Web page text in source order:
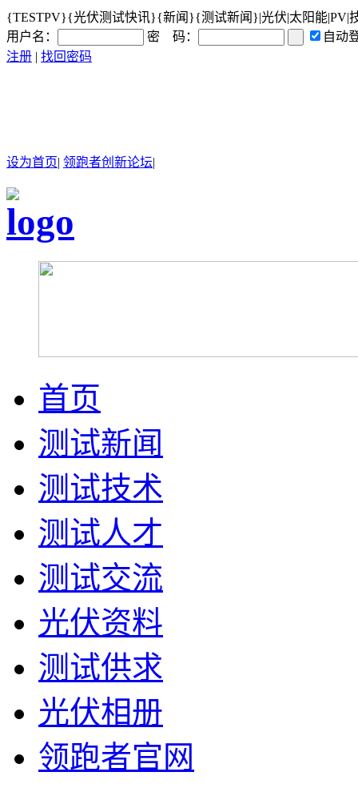
{TESTPV}{光伏测试快讯}{新闻}{测试新闻}|光伏|太阳能|PV|
用户名：
密 码：
自动
注册 | 找回密码
设为首页| 领跑者创新论坛|
首页
测试新闻
测试技术
测试人才
测试交流
光伏资料
测试供求
光伏相册
领跑者官网